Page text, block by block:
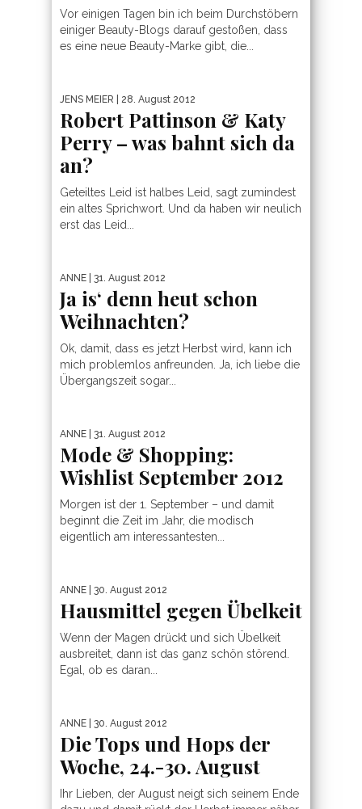
Vor einigen Tagen bin ich beim Durchstöbern
einiger Beauty-Blogs darauf gestoßen, dass
es eine neue Beauty-Marke gibt, die...
JENS MEIER | 28. August 2012
Robert Pattinson & Katy
Perry – was bahnt sich da
an?
Geteiltes Leid ist halbes Leid, sagt zumindest
ein altes Sprichwort. Und da haben wir neulich
erst das Leid...
ANNE | 31. August 2012
Ja is‘ denn heut schon
Weihnachten?
Ok, damit, dass es jetzt Herbst wird, kann ich
mich problemlos anfreunden. Ja, ich liebe die
Übergangszeit sogar...
ANNE | 31. August 2012
Mode & Shopping:
Wishlist September 2012
Morgen ist der 1. September – und damit
beginnt die Zeit im Jahr, die modisch
eigentlich am interessantesten...
ANNE | 30. August 2012
Hausmittel gegen Übelkeit
Wenn der Magen drückt und sich Übelkeit
ausbreitet, dann ist das ganz schön störend.
Egal, ob es daran...
ANNE | 30. August 2012
Die Tops und Hops der
Woche, 24.-30. August
Ihr Lieben, der August neigt sich seinem Ende